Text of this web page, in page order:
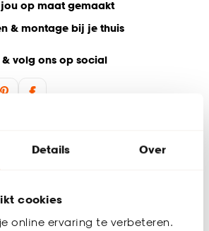
Details Over
cookies
online ervaring te verbeteren.
op maat gemaakt
& montage bij je thuis
volg ons op social
Inmeethulp